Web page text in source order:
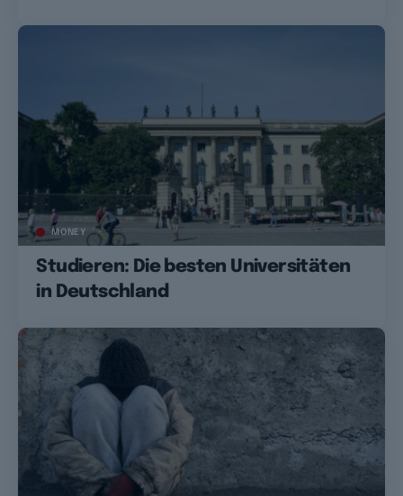
MONEY
Studieren: Die besten Universitäten
in Deutschland